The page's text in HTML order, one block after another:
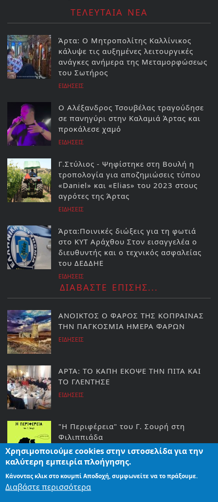
ΤΕΛΕΥΤΑΙΑ ΝΕΑ
Άρτα: Ο Μητροπολίτης Καλλίνικος
κάλυψε τις αυξημένες λειτουργικές
ανάγκες ανήμερα της Μεταμορφώσεως
του Σωτήρος
ΕΙΔΗΣΕΙΣ
Ο Αλέξανδρος Τσουβέλας τραγούδησε
σε πανηγύρι στην Καλαμιά Άρτας και
προκάλεσε χαμό
ΕΙΔΗΣΕΙΣ
Γ.Στύλιος - Ψηφίστηκε στη Βουλή η
τροπολογία για αποζημιώσεις τύπου
«Daniel» και «Elias» του 2023 στους
αγρότες της Άρτας
ΕΙΔΗΣΕΙΣ
Άρτα:Ποινικές διώξεις για τη φωτιά
στο ΚΥΤ Αράχθου Στον εισαγγελέα ο
διευθυντής και ο τεχνικός ασφαλείας
του ΔΕΔΔΗΕ
ΕΙΔΗΣΕΙΣ
ΔΙΑΒΑΣΤΕ ΕΠΙΣΗΣ...
ΑΝΟΙΚΤΟΣ Ο ΦΑΡΟΣ ΤΗΣ ΚΟΠΡΑΙΝΑΣ
ΤΗΝ ΠΑΓΚΟΣΜΙΑ ΗΜΕΡΑ ΦΑΡΩΝ
ΕΙΔΗΣΕΙΣ
ΑΡΤΑ: ΤΟ ΚΑΠΗ ΕΚΟΨΕ ΤΗΝ ΠΙΤΑ ΚΑΙ
ΤΟ ΓΛΕΝΤΗΣΕ
ΕΙΔΗΣΕΙΣ
"Η Περιφέρεια" του Γ. Σουρή στη
Φιλιππιάδα
ΗΠΕΙΡΟΣ
COVID19: Έκρηξη κρουσμάτων σε
Ήπειρο και Άρτα
Χρησιμοποιούμε cookies στην ιστοσελίδα για την
καλύτερη εμπειρία πλοήγησης.
Κάνοντας κλικ στο κουμπί Αποδοχή, συμφωνείτε να το πράξουμε.
Διαβάστε περισσότερα